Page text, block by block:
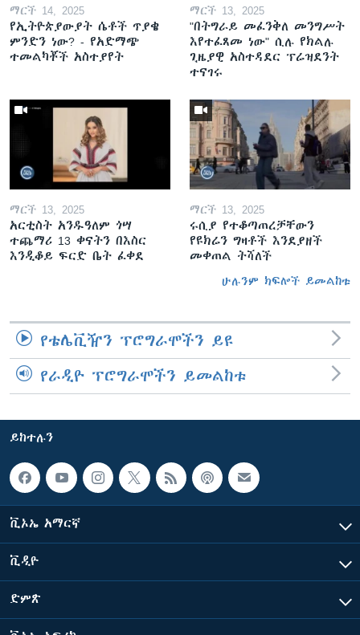
ማርች 14, 2025
የኢትዮጵያውያት ሴቶች ጥያቄ
ምንድን ነው? - የአድማጭ
ተመልካቾች አስተያየት
ማርች 13, 2025
"በትግራይ መፈንቅለ መንግሥት
እየተፈጸመ ነው" ሲሉ የክልሉ
ጊዜያዊ አስተዳደር ፕሬዝደንት
ተናገሩ
ማርች 13, 2025
አርቲስት አንዱዓለም ጎሣ
ተጨማሪ 13 ቀናትን በእስር
እንዲቆይ ፍርድ ቤት ፈቀደ
ማርች 13, 2025
ሩሲያ የተቆጣጠረቻቸውን
የዩክሬን ግዛቶች እንደያዘች
መቀጠል ትሻለች
ሁሉንም ክፍሎች ይመልከቱ
የቴሌቪዥን ፕሮግራሞችን ይዩ
የራዲዮ ፕሮግራሞችን ይመልከቱ
ይከተሉን
ቪኦኤ አማርኛ
ቪዲዮ
ድምጽ